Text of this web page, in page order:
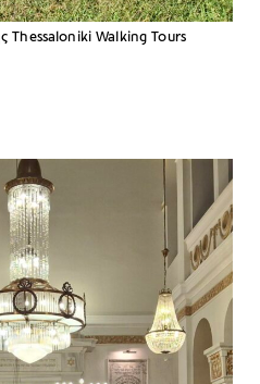
Thessaloniki Walking Tours